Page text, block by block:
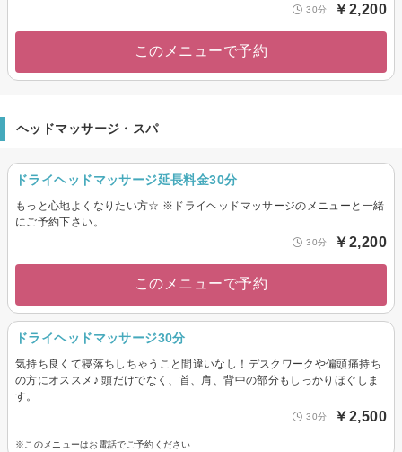
30分 ￥2,200
このメニューで予約
ヘッドマッサージ・スパ
ドライヘッドマッサージ延長料金30分
もっと心地よくなりたい方☆ ※ドライヘッドマッサージのメニューと一緒
にご予約下さい。
30分 ￥2,200
このメニューで予約
ドライヘッドマッサージ30分
気持ち良くて寝落ちしちゃうこと間違いなし！デスクワークや偏頭痛持ち
の方にオススメ♪ 頭だけでなく、首、肩、背中の部分もしっかりほぐしま
す。
30分 ￥2,500
※このメニューはお電話でご予約ください